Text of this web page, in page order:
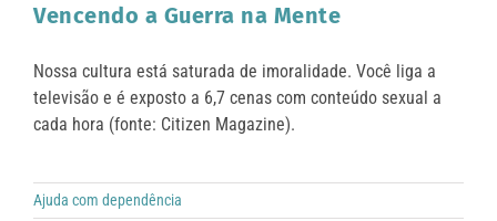
Vencendo a Guerra na Mente
Nossa cultura está saturada de imoralidade. Você liga a
televisão e é exposto a 6,7 cenas com conteúdo sexual a
cada hora (fonte: Citizen Magazine).
Ajuda com dependência